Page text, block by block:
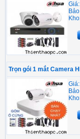
Giá:
Trọn gói 1 mắt Camera
Giá: